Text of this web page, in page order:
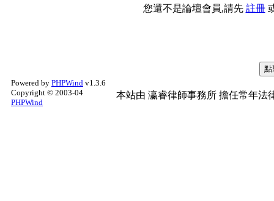
您還不是論壇會員,請先 註冊
Powered by PHPWind v1.3.6
Copyright © 2003-04
PHPWind
本站由 瀛睿律師事務所 擔任常年法